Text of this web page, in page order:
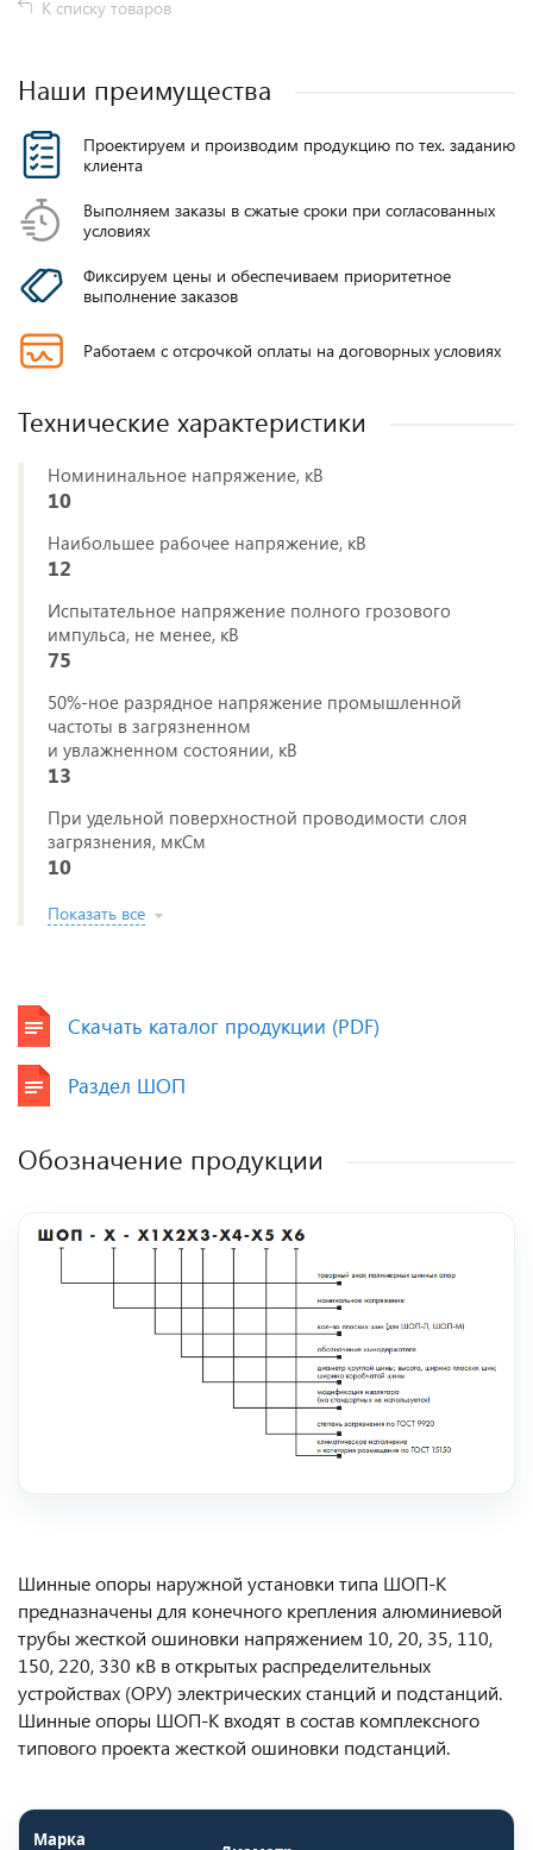
К списку товаров
Наши преимущества
Проектируем и производим продукцию по тех. заданию
клиента
Выполняем заказы в сжатые сроки при согласованных
условиях
Фиксируем цены и обеспечиваем приоритетное
выполнение заказов
Работаем с отсрочкой оплаты на договорных условиях
Технические характеристики
Номининальное напряжение, кВ
10
Наибольшее рабочее напряжение, кВ
12
Испытательное напряжение полного грозового
импульса, не менее, кВ
75
50%-ное разрядное напряжение промышленной
частоты в загрязненном
и увлажненном состоянии, кВ
13
При удельной поверхностной проводимости слоя
загрязнения, мкСм
10
Показать все
Скачать каталог продукции (PDF)
Раздел ШОП
Обозначение продукции
Шинные опоры наружной установки типа ШОП-К
предназначены для конечного крепления алюминиевой
трубы жесткой ошиновки напряжением 10, 20, 35, 110,
150, 220, 330 кВ в открытых распределительных
устройствах (ОРУ) электрических станций и подстанций.
Шинные опоры ШОП-К входят в состав комплексного
типового проекта жесткой ошиновки подстанций.
Марка